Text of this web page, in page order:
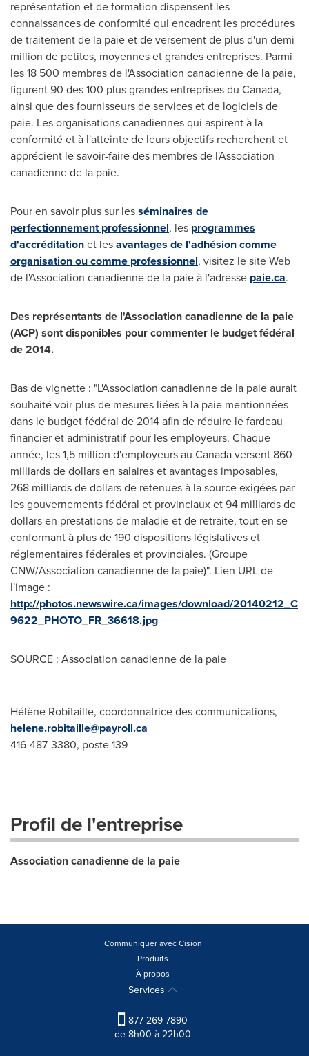
représentation et de formation dispensent les
connaissances de conformité qui encadrent les procédures
de traitement de la paie et de versement de plus d'un demi-
million de petites, moyennes et grandes entreprises. Parmi
les 18 500 membres de l'Association canadienne de la paie,
figurent 90 des 100 plus grandes entreprises du Canada,
ainsi que des fournisseurs de services et de logiciels de
paie. Les organisations canadiennes qui aspirent à la
conformité et à l'atteinte de leurs objectifs recherchent et
apprécient le savoir-faire des membres de l'Association
canadienne de la paie.
Pour en savoir plus sur lesséminaires de
perfectionnement professionnel, les programmes
d'accréditationet lesavantages de l'adhésion comme
organisation ou comme professionnel, visitez le site Web
de l'Association canadienne de la paie à l'adresse paie.ca.
Des représentants de l'Association canadienne de la paie
(ACP) sont disponibles pour commenter le budget fédéral
de 2014.
Bas de vignette : "L'Association canadienne de la paie aurait
souhaité voir plus de mesures liées à la paie mentionnées
dans le budget fédéral de 2014 afin de réduire le fardeau
financier et administratif pour les employeurs. Chaque
année, les 1,5 million d'employeurs au Canada versent 860
milliards de dollars en salaires et avantages imposables,
268 milliards de dollars de retenues à la source exigées par
les gouvernements fédéral et provinciaux et 94 milliards de
dollars en prestations de maladie et de retraite, tout en se
conformant à plus de 190 dispositions législatives et
réglementaires fédérales et provinciales. (Groupe
CNW/Association canadienne de la paie)". Lien URL de
l'image :
http://photos.newswire.ca/images/download/20140212_C
9622_PHOTO_FR_36618.jpg
SOURCE : Association canadienne de la paie
Hélène Robitaille, coordonnatrice des communications,
helene.robitaille@payroll.ca
416-487-3380, poste 139
Profil de l'entreprise
Association canadienne de la paie
Communiquer avec Cision
Produits
À propos
Services
877-269-7890
de 8h00 à 22h00